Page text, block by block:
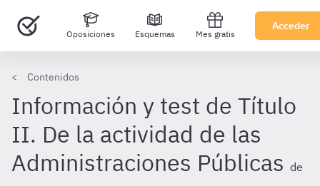
Oposiciones Esquemas Mes gratis
Acceder
Contenidos
Información y test de Título
II. De la actividad de las
Administraciones Públicas de